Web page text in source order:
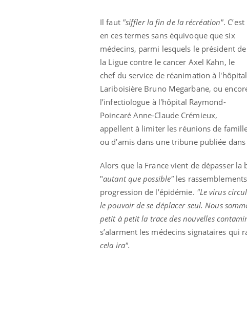
Il faut "siffler la fin de la récréation". C’est
en ces termes sans équivoque que six
médecins, parmi lesquels le président de
la Ligue contre le cancer Axel Kahn, le
chef du service de réanimation à l'hôpital
Lariboisière Bruno Megarbane, ou
l’infectiologue à l'hôpital Raymond-
Poincaré Anne-Claude Crémieux,
appellent à limiter les réunions de
ou d’amis dans une tribune publiée
Alors que la France vient de dépasser
"autant que possible" les
progression de l’épidémie. "Le virus
le pouvoir de se déplacer seul. Nous
petit à petit la trace des nouvelles
s’alarment les médecins signataires qui
cela ira".
Syndrome métabolique :
quels sont les meilleurs
exercices physiques ?
Hantavirus : un cas
détecté chez un touriste